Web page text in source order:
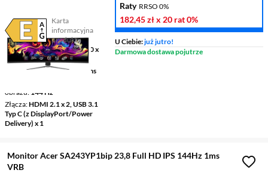
Karta
informacyjna
produktu
Plik w formacie pdf
(otworzy się w nowym oknie)
Ekran 49 ", QD-OLED, 5120 x
Czas reakcji matrycy
0,03 ms
obrazu 144 Hz
Złącza HDMI 2.1 x 2, USB 3.1
Typ C (z DisplayPort/Power
Delivery) x 1
Raty RRSO 0%
182,45 złx 20 rat0%
U Ciebie:już jutro!
Darmowa dostawa pojutrze
Monitor Acer SA243YP1bip 23,8 Full HD IPS 144Hz 1ms
VRB